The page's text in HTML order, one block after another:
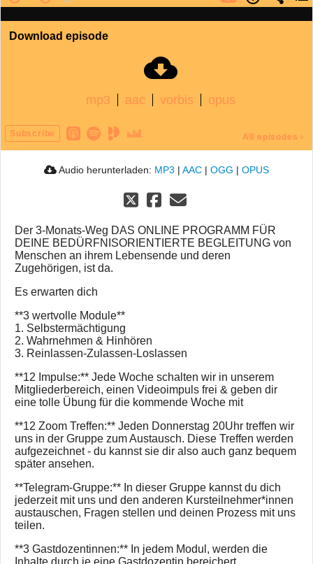
Download episode
mp3 aac vorbis opus
Subscribe All episodes ›
Audio herunterladen: MP3 | AAC | OGG | OPUS
Der 3-Monats-Weg DAS ONLINE PROGRAMM FÜR
DEINE BEDÜRFNISORIENTIERTE BEGLEITUNG von
Menschen an ihrem Lebensende und deren
Zugehörigen, ist da.
Es erwarten dich
**3 wertvolle Module**
1. Selbstermächtigung
2. Wahrnehmen & Hinhören
3. Reinlassen-Zulassen-Loslassen
**12 Impulse:** Jede Woche schalten wir in unserem
Mitgliederbereich, einen Videoimpuls frei & geben dir
eine tolle Übung für die kommende Woche mit
**12 Zoom Treffen:** Jeden Donnerstag 20Uhr treffen wir
uns in der Gruppe zum Austausch. Diese Treffen werden
aufgezeichnet - du kannst sie dir also auch ganz bequem
später ansehen.
**Telegram-Gruppe:** In dieser Gruppe kannst du dich
jederzeit mit uns und den anderen Kursteilnehmer*innen
austauschen, Fragen stellen und deinen Prozess mit uns
teilen.
**3 Gastdozentinnen:** In jedem Modul, werden die